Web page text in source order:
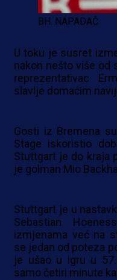
BH. NAPADAČ
U toku je susret
nakon nešto više od
reprezentativac
slavlje domaćim
Gosti iz Bremena
Stage iskoristio
Stuttgart je do kraja
je golman Mio
Stuttgart je u
Sebastian
izmjenama već na
se jedan od poteza
je ušao u igru u
samo četiri minute